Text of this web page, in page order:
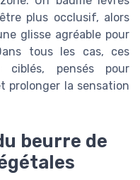
plus occlusif, alors
glisse agréable pour
tous les cas, ces
pensés pour
prolonger la sensation
beurre de